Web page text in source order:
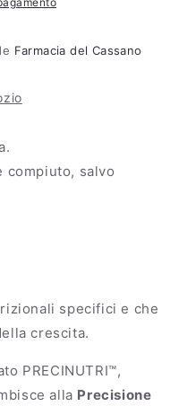
Farmacia del Cassano
compiuto, salvo
specifici e che
crescita.
PRECINUTRI™,
alla Precisione